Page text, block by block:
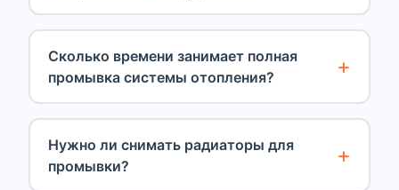
Сколько времени занимает полная
промывка системы отопления?
Нужно ли снимать радиаторы для
промывки?